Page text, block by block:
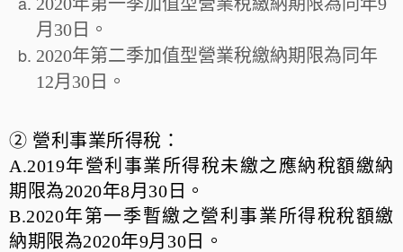
月30日。
2020年第二季加值型營業稅繳納期限為同年
12月30日。
② 營利事業所得稅：
A.2019年營利事業所得稅未繳之應納稅額繳納
期限為2020年8月30日。
B.2020年第一季暫繳之營利事業所得稅稅額繳
納期限為2020年9月30日。